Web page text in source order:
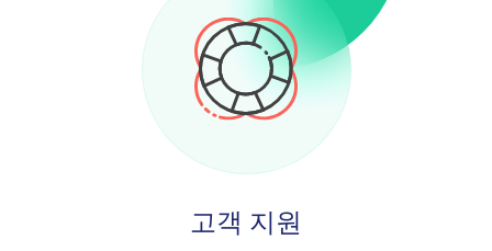
고객 지원